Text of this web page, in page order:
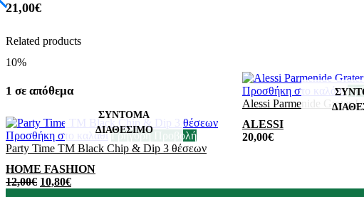
21,00€
Related products
10%
1 σε απόθεμα
Προσθήκη στο καλάθι Γρήγορη Προβολή
Party Time TM Black Chip & Dip 3 θέσεων
HOME FASHION
12,00€ 10,80€
Προσθήκη στο καλάθι
Alessi Parmenide Grater
ALESSI
20,00€